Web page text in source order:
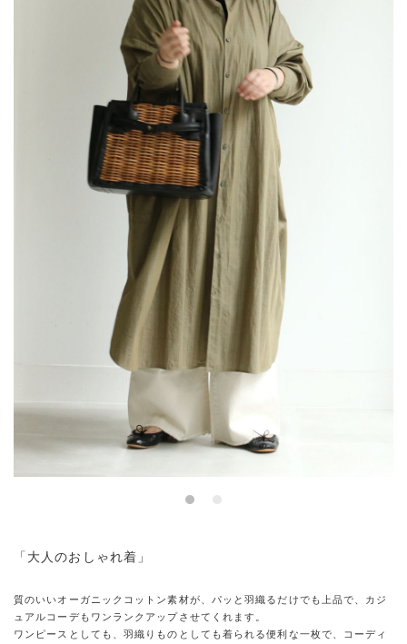
「大人のおしゃれ着」
質のいいオーガニックコットン素材が、パッと羽織るだけでも上品で、カジ
ュアルコーデもワンランクアップさせてくれます。
ワンピースとしても、羽織りものとしても着られる便利な一枚で、コーディ